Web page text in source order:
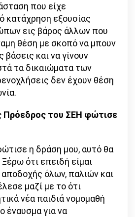
που είχε
κατάχρηση εξουσίας
εις βάρος άλλων που
θέση με σκοπό να μπουν
βάσεις και να γίνουν
τα δικαιώματα των
δεν έχουν θέση
Πρόεδρος του ΣΕΗ φώτισε
η δράση μου, αυτό θα
ότι επειδή είμαι
όλων, παλιών και
μαζί με το ότι
νέα παιδιά νομομαθή
έναυσμα για να